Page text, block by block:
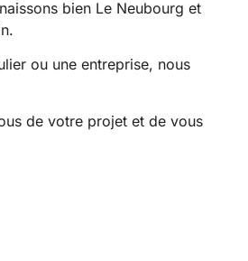
bien Le Neubourg et
ou une entreprise, nous
de votre projet et de vous